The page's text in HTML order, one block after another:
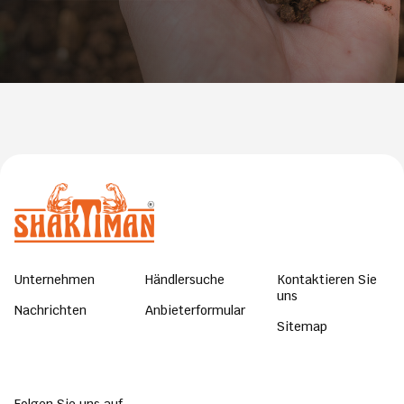
Unternehmen
Nachrichten
Händlersuche
Anbieterformular
Kontaktieren Sie
uns
Sitemap